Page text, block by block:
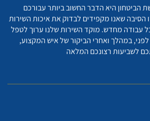
הביטחון היא הדבר החשוב ביותר עבורכם
הסיבה שאנו מקפידים לבדוק את איכות השירות
עבודה מחדש. מוקד השירות שלנו ערוך לטפל
במהלך ואחרי הביקור של איש המקצוע,
לשביעות רצונכם המלאה